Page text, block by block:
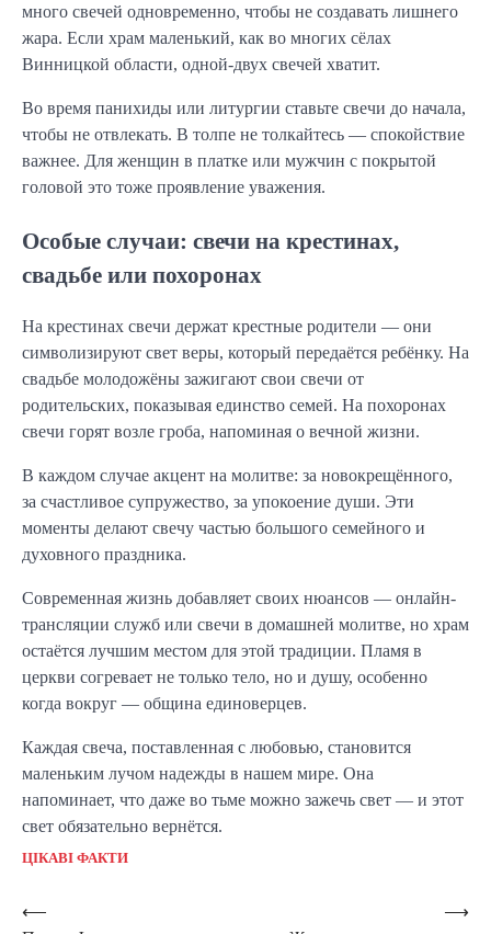
много свечей одновременно, чтобы не создавать лишнего
жара. Если храм маленький, как во многих сёлах
Винницкой области, одной-двух свечей хватит.
Во время панихиды или литургии ставьте свечи до начала,
чтобы не отвлекать. В толпе не толкайтесь — спокойствие
важнее. Для женщин в платке или мужчин с покрытой
головой это тоже проявление уважения.
Особые случаи: свечи на крестинах,
свадьбе или похоронах
На крестинах свечи держат крестные родители — они
символизируют свет веры, который передаётся ребёнку. На
свадьбе молодожёны зажигают свои свечи от
родительских, показывая единство семей. На похоронах
свечи горят возле гроба, напоминая о вечной жизни.
В каждом случае акцент на молитве: за новокрещённого,
за счастливое супружество, за упокоение души. Эти
моменты делают свечу частью большого семейного и
духовного праздника.
Современная жизнь добавляет своих нюансов — онлайн-
трансляции служб или свечи в домашней молитве, но храм
остаётся лучшим местом для этой традиции. Пламя в
церкви согревает не только тело, но и душу, особенно
когда вокруг — община единоверцев.
Каждая свеча, поставленная с любовью, становится
маленьким лучом надежды в нашем мире. Она
напоминает, что даже во тьме можно зажечь свет — и этот
свет обязательно вернётся.
ЦІКАВІ ФАКТИ
Навигация
⟵
⟶